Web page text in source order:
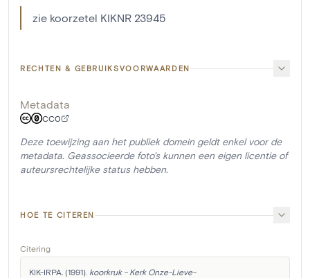
zie koorzetel KIKNR 23945
RECHTEN & GEBRUIKSVOORWAARDEN
Metadata
CC0
Deze toewijzing aan het publiek domein geldt enkel voor de
metadata. Geassocieerde foto's kunnen een eigen licentie of
auteursrechtelijke status hebben.
HOE TE CITEREN
Citering
KIK-IRPA. (1991). koorkruk - Kerk Onze-Lieve-